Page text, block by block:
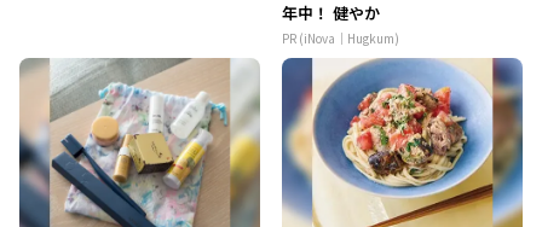
年中！ 健やか
PR (iNova｜Hugkum)